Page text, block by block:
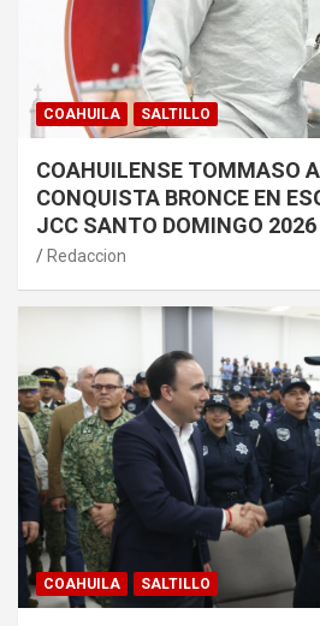
COAHUILA SALTILLO
COAHUILENSE TOMMASO
CONQUISTA BRONCE EN
JCC SANTO DOMINGO 2026
Redaccion
COAHUILA SALTILLO